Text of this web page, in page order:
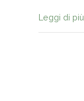
Leggi di più